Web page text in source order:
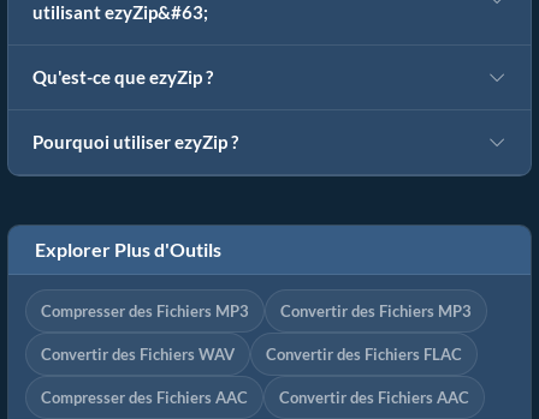
utilisant ezyZip&#63;
Qu'est-ce que ezyZip ?
Pourquoi utiliser ezyZip ?
Explorer Plus d'Outils
Compresser des Fichiers MP3 Convertir des Fichiers MP3
Convertir des Fichiers WAV Convertir des Fichiers FLAC
Compresser des Fichiers AAC Convertir des Fichiers AAC